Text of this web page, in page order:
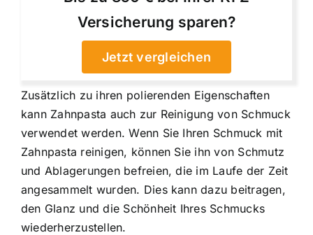
Versicherung sparen?
Jetzt vergleichen
Zusätzlich zu ihren polierenden Eigenschaften
kann Zahnpasta auch zur Reinigung von Schmuck
verwendet werden. Wenn Sie Ihren Schmuck mit
Zahnpasta reinigen, können Sie ihn von Schmutz
und Ablagerungen befreien, die im Laufe der Zeit
angesammelt wurden. Dies kann dazu beitragen,
den Glanz und die Schönheit Ihres Schmucks
wiederherzustellen.